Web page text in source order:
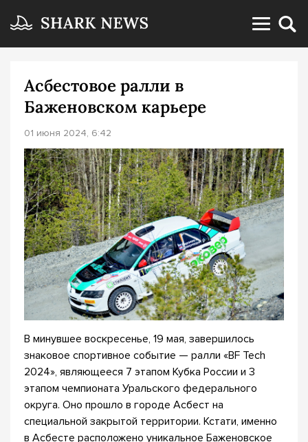
Асбестовое ралли в
Баженовском карьере
01 июня 2024, 6:42
В минувшее воскресенье, 19 мая, завершилось
знаковое спортивное событие — ралли «BF Tech
2024», являющееся 7 этапом Кубка России и 3
этапом чемпионата Уральского федерального
округа. Оно прошло в городе Асбест на
специальной закрытой территории. Кстати, именно
в Асбесте расположено уникальное Баженовское